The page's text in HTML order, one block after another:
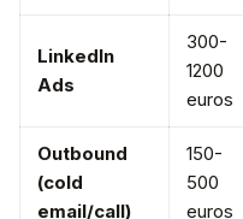
LinkedIn
Ads
300-
1200
euros
Outbound
(cold
email/call)
150-
500
euros